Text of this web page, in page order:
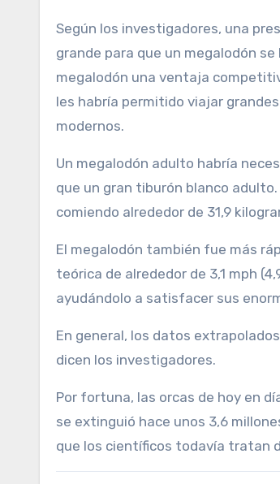
Según los investigadores, una
grande para que un megalodón
megalodón una ventaja
les habría permitido viajar
modernos.
Un megalodón adulto habría
que un gran tiburón blanco
comiendo alrededor de 31,9
El megalodón también fue más
teórica de alrededor de 3,1 mph
ayudándolo a satisfacer sus
En general, los datos
dicen los investigadores.
Por fortuna, las orcas de hoy en
se extinguió hace unos 3,6
que los científicos todavía tratan